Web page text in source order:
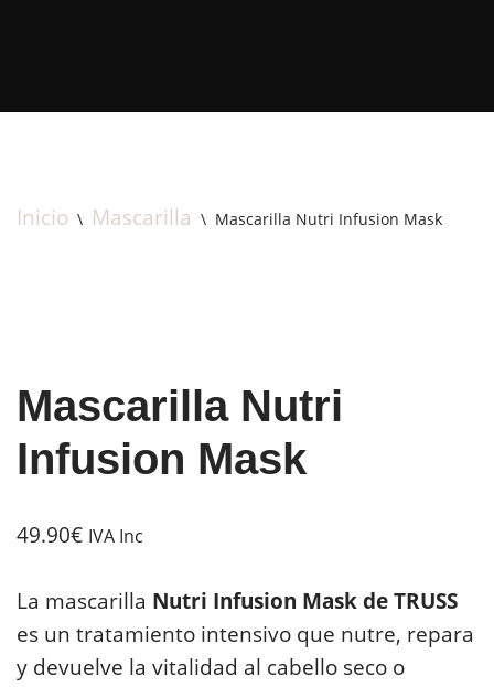
Inicio \ Mascarilla \ Mascarilla Nutri Infusion Mask
Mascarilla Nutri
Infusion Mask
49.90€ IVA Inc
La mascarilla Nutri Infusion Mask de TRUSS
es un tratamiento intensivo que nutre, repara
y devuelve la vitalidad al cabello seco o